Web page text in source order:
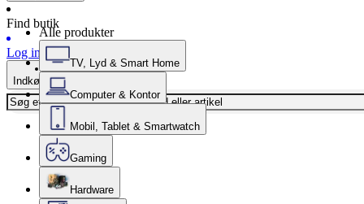
Find butik
Log ind
Indkøbskurv
Alle produkter
TV, Lyd & Smart Home
Computer & Kontor
Mobil, Tablet & Smartwatch
Gaming
Hardware